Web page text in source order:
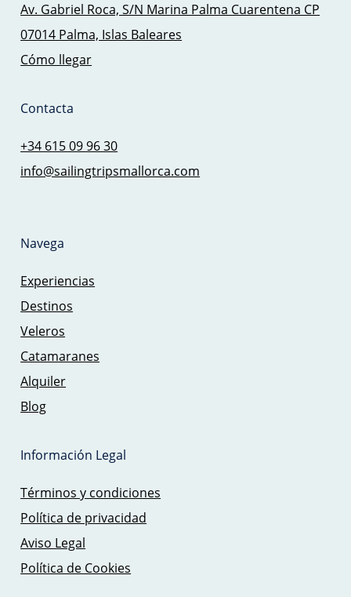
Av. Gabriel Roca, S/N Marina Palma Cuarentena CP
07014 Palma, Islas Baleares
Cómo llegar
Contacta
+34 615 09 96 30
info@sailingtripsmallorca.com
Navega
Experiencias
Destinos
Veleros
Catamaranes
Alquiler
Blog
Información Legal
Términos y condiciones
Política de privacidad
Aviso Legal
Política de Cookies